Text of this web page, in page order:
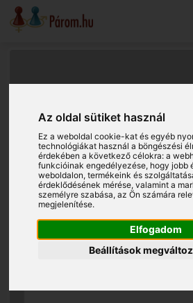
Az oldal sütiket használ
Ez a weboldal cookie-kat és egyéb
technológiákat használ a böngészési
érdekében a következő célokra:a
funkcióinak engedélyezése, hogy jobb
weboldalon,termékeink és
érdeklődésének mérése, valamint a
személyre szabása,az Ön számára
megjelenítése.
Elfogadom
Beállítások